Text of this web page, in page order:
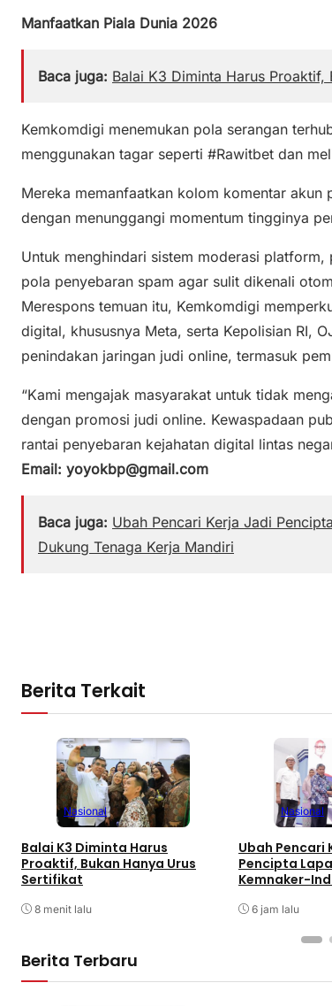
Manfaatkan Piala Dunia 2026
Baca juga: Balai K3 Diminta Harus
Kemkomdigi menemukan pola serangan
menggunakan tagar seperti #Rawitbet dan
Mereka memanfaatkan kolom komentar
dengan menunggangi momentum tingginya
Untuk menghindari sistem moderasi
pola penyebaran spam agar sulit dikenali
Merespons temuan itu, Kemkomdigi
digital, khususnya Meta, serta Kepolisian RI,
penindakan jaringan judi online, termasuk
“Kami mengajak masyarakat untuk tidak
dengan promosi judi online. Kewaspadaan
rantai penyebaran kejahatan digital lintas
Email: yoyokbp@gmail.com
Baca juga: Ubah Pencari Kerja Jadi
Dukung Tenaga Kerja Mandiri
Berita Terkait
Nasional
Balai K3 Diminta Harus
Proaktif, Bukan Hanya Urus
Sertifikat
8 menit lalu
Nasional
Ubah Pencari
Pencipta
Kemnaker-
6 jam lalu
Berita Terbaru